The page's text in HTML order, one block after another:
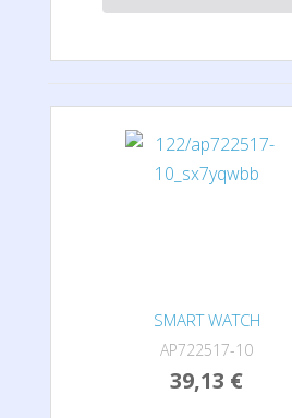
SMART WATCH
AP722517-10
39,13 €